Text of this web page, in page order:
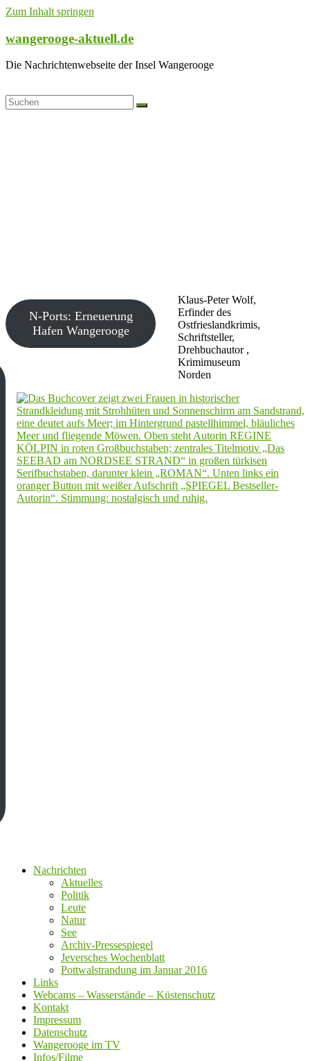
Zum Inhalt springen
wangerooge-aktuell.de
Die Nachrichtenwebseite der Insel Wangerooge
Klaus-Peter Wolf,
Erfinder des
Ostfrieslandkrimis,
Schriftsteller,
Drehbuchautor ,
Krimimuseum
Norden
N-Ports: Erneuerung
Hafen Wangerooge
Nachrichten
Aktuelles
Politik
Leute
Natur
See
Archiv-Pressespiegel
Jeversches Wochenblatt
Pottwalstrandung im Januar 2016
Links
Webcams – Wasserstände – Küstenschutz
Kontakt
Impressum
Datenschutz
Wangerooge im TV
Infos/Filme